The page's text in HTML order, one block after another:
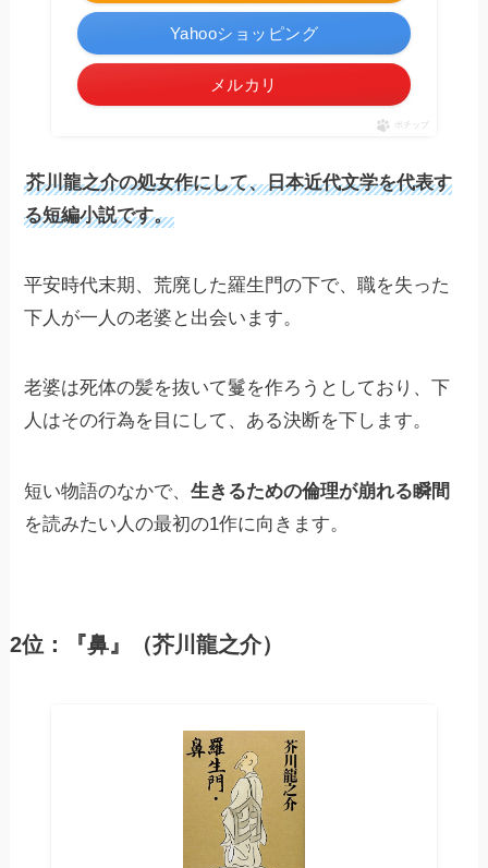
Yahooショッピング
メルカリ
ポチップ
芥川龍之介の処女作にして、日本近代文学を代表す
る短編小説です。
平安時代末期、荒廃した羅生門の下で、職を失った
下人が一人の老婆と出会います。
老婆は死体の髪を抜いて鬘を作ろうとしており、下
人はその行為を目にして、ある決断を下します。
短い物語のなかで、生きるための倫理が崩れる瞬間
を読みたい人の最初の1作に向きます。
2位：『鼻』（芥川龍之介）